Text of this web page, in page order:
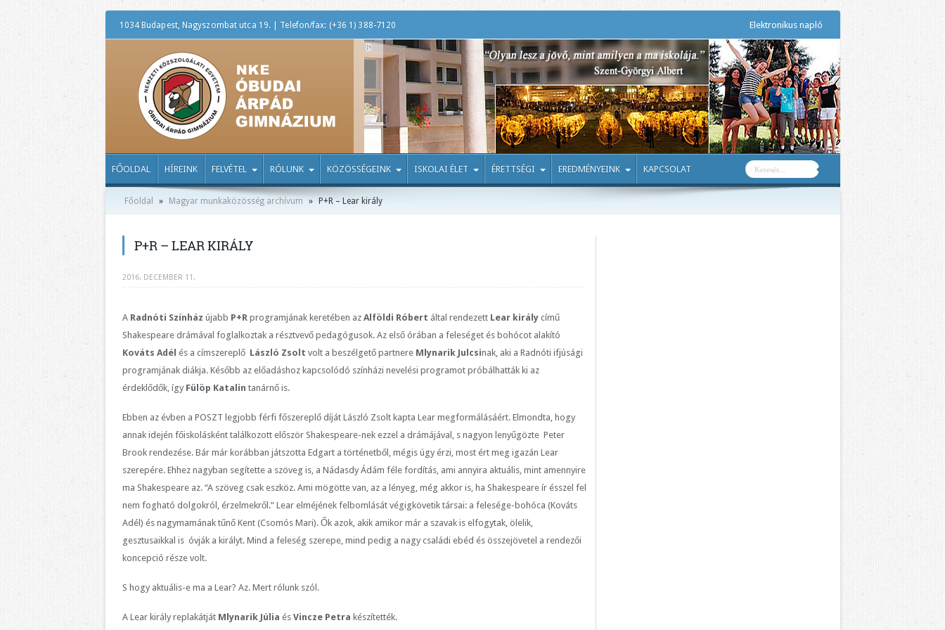
1034 Budapest, Nagyszombat utca 19. | Telefon/fax: (+36 1) 388-7120 Elektronikus napló
FŐOLDAL HÍREINK FELVÉTEL RÓLUNK KÖZÖSSÉGEINK ISKOLAI ÉLET ÉRETTSÉGI EREDMÉNYEINK KAPCSOLAT
Főoldal » Magyar munkaközösség archívum » P+R – Lear király
P+R – LEAR KIRÁLY
2016. DECEMBER 11.
A Radnóti Színház újabb P+Rprogramjának keretében az Alföldi Róbert által rendezett Lear királycímű
Shakespeare drámával foglalkoztak a résztvevő pedagógusok. Az első órában a feleséget és bohócot alakító
Kováts Adél és a címszereplő László Zsolt volt a beszélgető partnere Mlynarik Julcsinak, aki a Radnóti ifjúsági
programjának diákja. Később az előadáshoz kapcsolódó színházi nevelési programot próbálhattá k ki az
érdeklődők, így Fülöp Katalin tanárnő is.
Ebben az évben a POSZT legjobb férfi főszereplő díját László Zsolt kapta Lear megformálásáért. Elmondta, hogy
annak idején főiskolásként találkozott először Shakespeare-nek ezzel a drámájával, s nagyon lenyűgözte Peter
Brook rendezése. Bár már korábban játszotta Edgart a történetből, mégis úgy érzi, most ért meg igazán Lear
szerepére. Ehhez nagyban segítette a szöveg is, a Nádasdy Ádám féle fordítás, ami annyira aktuális, mint amennyire
ma Shakespeare az. “A szöveg csak eszköz. Ami mögötte van, az a lényeg, még akkor is, ha Shakespeare ír ésszel fel
nem fogható dolgokról, érzelmekről.” Lear elméjének felbomlását végigkövetik társai: a felesége-bohóca (Kováts
Adél) és nagymamának tűnő Kent (Csomós Mari). Ők azok, akik amikor már a szavak is elfogytak, ölelik,
gesztusaikkal is óvják a királyt. Mind a feleség szerepe, mind pedig a nagy családi ebéd és összejövetel a rendezői
koncepció része volt.
S hogy aktuális-e ma a Lear? Az. Mert rólunk szól.
A Lear király replakátját Mlynarik Júlia és Vincze Petra készítették.